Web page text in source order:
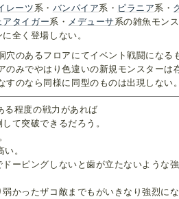
レーツ 系・ バンパイア系・ ピラニア系・
アタイガー系・ メデューサ系の雑魚モン
全く登場しない。
のあるフロアにてイベント戦闘になる
みでやはり色違いの新規モンスターは
すのなら同様に同型のものは出現しない。
る程度の戦力があれば
て突破できるだろう。
。
ーピングしないと歯が立たないような
かったザコ敵までもがいきなり強烈にな